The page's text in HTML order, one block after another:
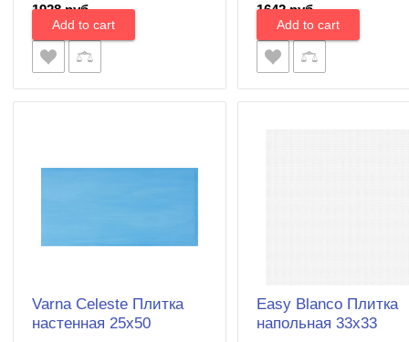
1928 руб. 1642 руб.
Varna Celeste Плитка
настенная 25х50
Easy Blanco Плитка
напольная 33x33